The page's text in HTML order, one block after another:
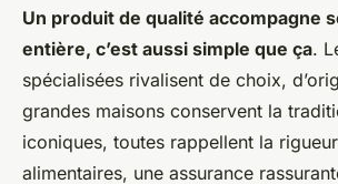
Un produit de qualité accompagne
entière, c’est aussi simple que ça.
spécialisées rivalisent de choix,
grandes maisons conservent la
iconiques, toutes rappellent la
alimentaires, une assurance